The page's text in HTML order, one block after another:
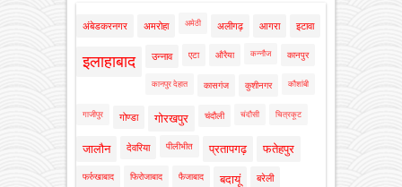
अंबेडकरनगर अमरोहा अमेठी अलीगढ़ आगरा इटावा
इलाहाबाद उन्नाव एटा औरैया कन्नौज कानपुर
कानपुर देहात कासगंज कुशीनगर कौशांबी
गाजीपुर गोण्डा गोरखपुर चंदौली चंदौसी चित्रकूट
जालौन देवरिया पीलीभीत प्रतापगढ़ फतेहपुर
फर्रुखाबाद फिरोजाबाद फैजाबाद बदायूं बरेली